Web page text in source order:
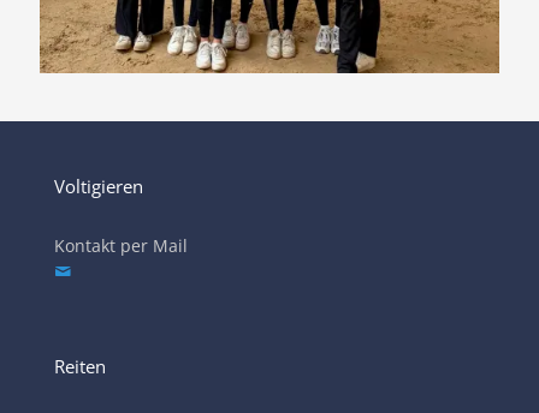
Voltigieren
Kontakt per Mail
Reiten